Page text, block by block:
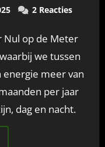
2 Reacties
we tussen
meer van
per jaar
dag en nacht.